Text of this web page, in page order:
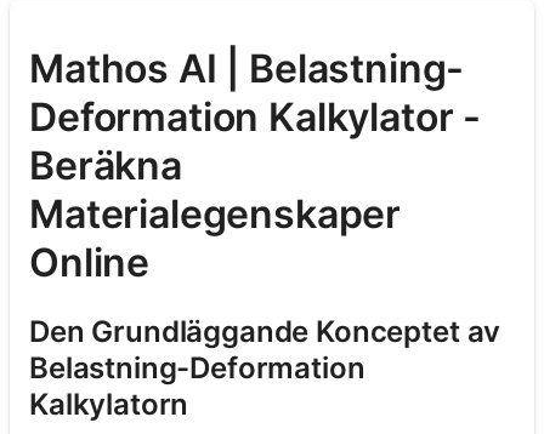
Mathos AI | Belastning-
Deformation Kalkylator -
Beräkna
Materialegenskaper
Online
Den Grundläggande Konceptet av
Belastning-Deformation
Kalkylatorn